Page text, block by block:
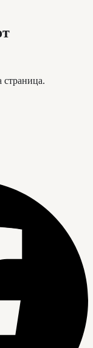
страница.